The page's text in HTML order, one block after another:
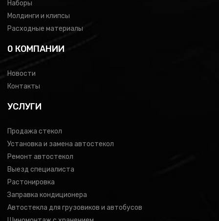
Наборы
Молдинги и клипсы
Расходные материалы
0 КОМПАНИИ
Новости
Контакты
УСЛУГИ
Продажа стекол
Установка и замена автостекол
Ремонт автостекол
Выезд специалиста
Растонировка
Заправка кондиционера
Автостекла для грузовиков и автобусов